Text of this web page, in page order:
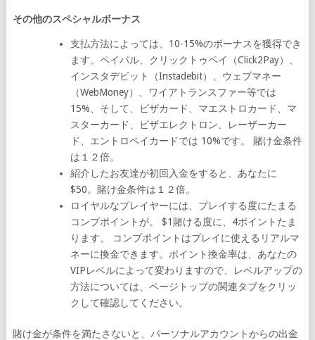
その他のスペシャルボーナス
支払方法によっては、10-15%のボーナスを獲得でき
ます。ペイパル、クリックトゥペイ（Click2Pay）、
インスタデビット（Instadebit）、ウェブマネー
（WebMoney）、ワイアトランスファー等では
15%、そして、ビザカード、マエストロカード、マ
スターカード、ビザエレクトロン、レーザーカー
ド、エントロペイカードでは 10%です。 賭け金条件
は１２倍。
紹介したお友達が初回入金をすると、あなたに
$50。賭け金条件は１２倍。
ロイヤルなプレイヤーには、プレイする度にたまる
コンプポイントが。 $1賭ける度に、4ポイントたま
ります。 コンプポイントはプレイに使えるリアルマ
ネーに換金できます。ポイント換金率は、あなたの
VIPレベルによって変わりますので、レベルアップの
方法については、ページトップの関連タブをクリッ
クして確認してください。
賭け金が条件を満たさないと、パーソナルアカウントからの出金